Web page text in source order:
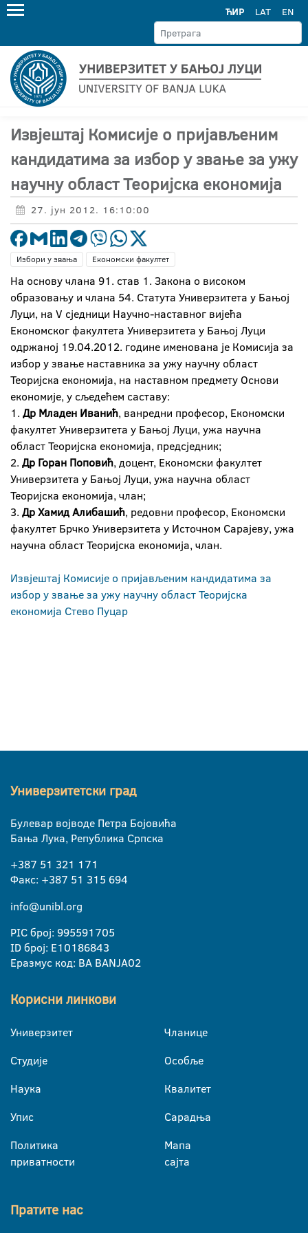
ЋИР LAT EN
Извјештај Комисије о пријављеним
кандидатима за избор у звање за ужу
научну област Теоријска економија
27. јун 2012. 16:10:00
Избори у звања Економски факултет
На основу члана 91. став 1. Закона о високом
образовању и члана 54. Статута Универзитета у Бањој
Луци, на V сједници Научно-наставног вијећа
Економског факултета Универзитета у Бањој Луци
одржаној 19.04.2012. године именована је Комисија за
избор у звање наставника за ужу научну област
Теоријска економија, на наставном предмету Основи
економије, у сљедећем саставу:
1. Др Младен Иванић, ванредни професор, Економски
факултет Универзитета у Бањој Луци, ужа научна
област Теоријска економија, предсједник;
2. Др Горан Поповић, доцент, Економски факултет
Универзитета у Бањој Луци, ужа научна област
Теоријска економија, члан;
3. Др Хамид Алибашић, редовни професор, Економски
факултет Брчко Универзитета у Источном Сарајеву, ужа
научна област Теоријска економија, члан.
Извјештај Комисије о пријављеним кандидатима за
избор у звање за ужу научну област Теоријска
економија Стево Пуцар
Универзитетски град
Булевар војводе Петра Бојовића
Бања Лука, Република Српска
+387 51 321 171
Факс: +387 51 315 694
info@unibl.org
PIC број: 995591705
ID број: E10186843
Еразмус код: BA BANJA02
Корисни линкови
Универзитет
Студије
Наука
Упис
Политика
приватности
Чланице
Особље
Квалитет
Сарадња
Мапа
сајта
Пратите нас